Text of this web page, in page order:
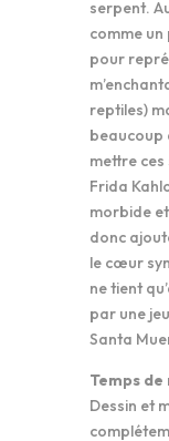
serpent.
comme un
pour
reptiles)
beaucoup
mettre
Frida
morbide
donc
le cœur
ne tient
par une
Santa
Temps
Dessin et